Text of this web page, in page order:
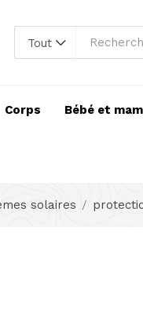
Tout
Corps Bébé et
solaires